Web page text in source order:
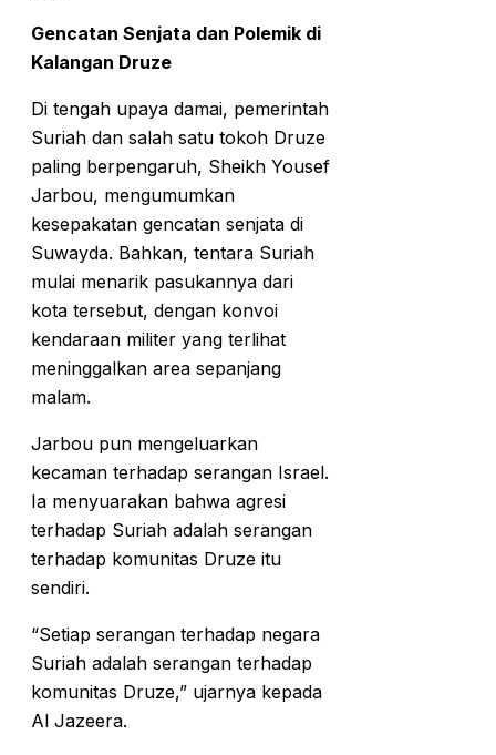
Gencatan Senjata dan Polemik di
Kalangan Druze
Di tengah upaya damai, pemerintah
Suriah dan salah satu tokoh Druze
paling berpengaruh, Sheikh Yousef
Jarbou, mengumumkan
kesepakatan gencatan senjata di
Suwayda. Bahkan, tentara Suriah
mulai menarik pasukannya dari
kota tersebut, dengan konvoi
kendaraan militer yang terlihat
meninggalkan area sepanjang
malam.
Jarbou pun mengeluarkan
kecaman terhadap serangan Israel.
Ia menyuarakan bahwa agresi
terhadap Suriah adalah serangan
terhadap komunitas Druze itu
sendiri.
“Setiap serangan terhadap negara
Suriah adalah serangan terhadap
komunitas Druze,” ujarnya kepada
Al Jazeera.